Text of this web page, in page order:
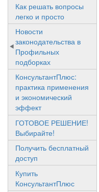
Как решать вопросы
легко и просто
Новости
законодательства в
Профильных
подборках
КонсультантПлюс:
практика применения
и экономический
эффект
ГОТОВОЕ РЕШЕНИЕ!
Выбирайте!
Получить бесплатный
доступ
Купить
КонсультантПлюс